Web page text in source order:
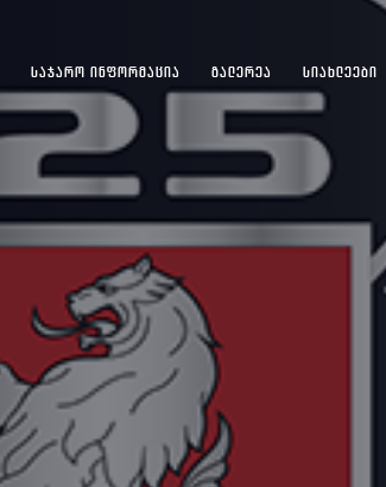
ᲡᲐᲯᲐᲠᲝ ᲘᲜᲤᲝᲠᲛᲐᲪᲘᲐ ᲒᲐᲚᲔᲠᲔᲐ ᲡᲘᲐᲮᲚᲔᲔᲑᲘ